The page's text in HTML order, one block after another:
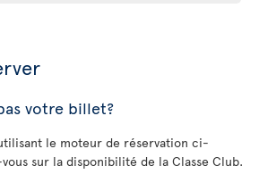
votre billet?
le moteur de réservation ci-
sur la disponibilité de la Classe Club.